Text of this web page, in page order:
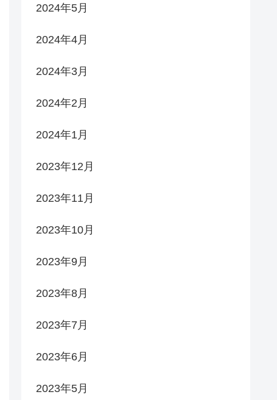
2024年5月
2024年4月
2024年3月
2024年2月
2024年1月
2023年12月
2023年11月
2023年10月
2023年9月
2023年8月
2023年7月
2023年6月
2023年5月